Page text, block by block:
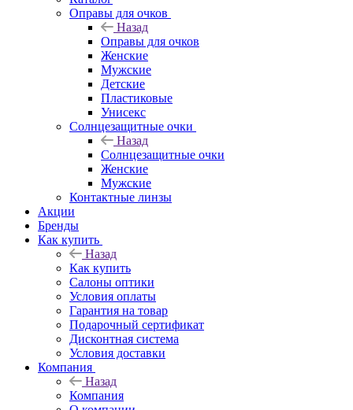
Оправы для очков
Назад
Оправы для очков
Женские
Мужские
Детские
Пластиковые
Унисекс
Солнцезащитные очки
Назад
Солнцезащитные очки
Женские
Мужские
Контактные линзы
Акции
Бренды
Как купить
Назад
Как купить
Салоны оптики
Условия оплаты
Гарантия на товар
Подарочный сертификат
Дисконтная система
Условия доставки
Компания
Назад
Компания